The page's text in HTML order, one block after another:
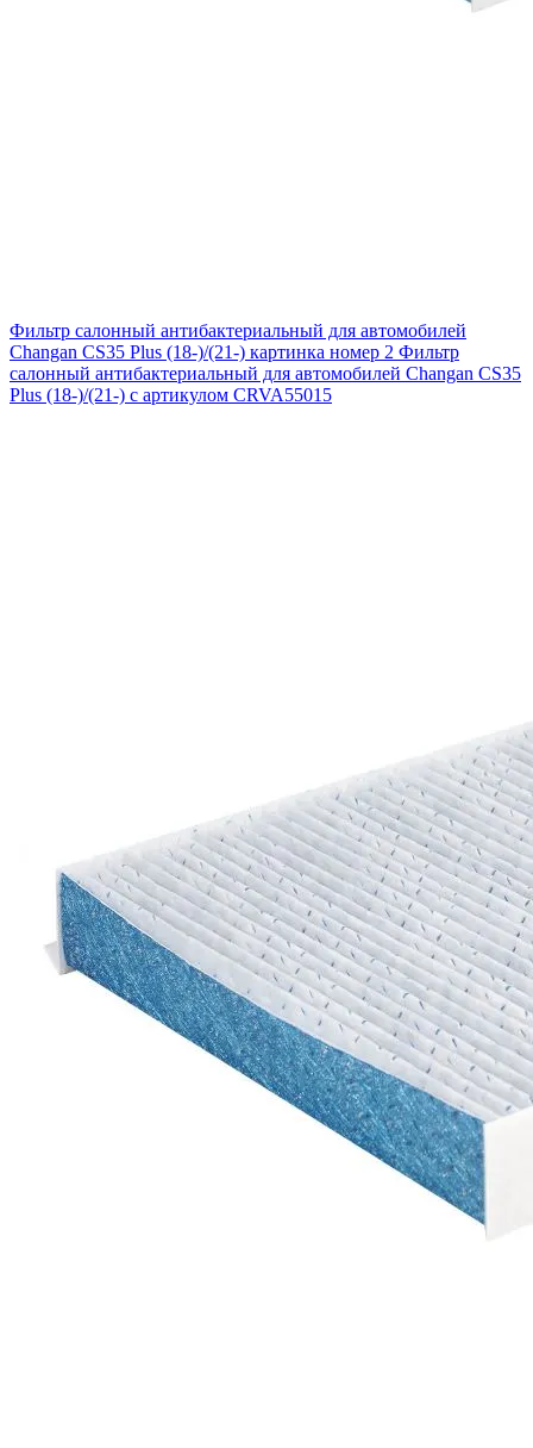
Фильтр салонный антибактериальный для автомобилей
Changan CS35 Plus (18-)/(21-) картинка номер 2 Фильтр
салонный антибактериальный для автомобилей Changan CS35
Plus (18-)/(21-) с артикулом CRVA55015